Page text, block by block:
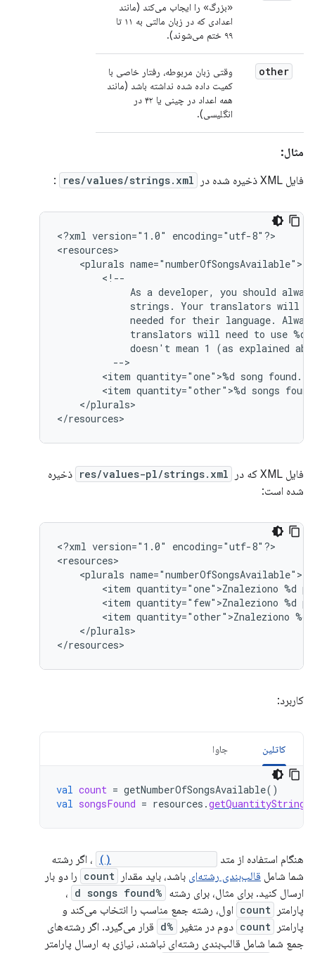
«بزرگ» را ایجاب می‌کند (مانند
اعدادی که در زبان مالتی به ۱۱ تا
۹۹ ختم می‌شوند).
other
وقتی زبان مربوطه، رفتار خاصی با
کمیت داده شده نداشته باشد (مانند
همه اعداد در چینی یا ۴۲ در
انگلیسی).
مثال:
فایل XML ذخیره شده در
res/values/strings.xml
:
<?xml version="1.0"
encoding="utf-8"?>
<plurals
As a developer, you should always
strings.
Your translators will
needed for their language. Always
translators will need to use %d
doesn't mean 1 (as explained
<item quantity="one">%d song
<item quantity="other">%d songs
</plurals>
</resources>
فایل XML که در res/values-pl/strings.xml ذخیره
شده است:
<?xml version="1.0"
encoding="utf-8"?>
<plurals
<item quantity="one">Znaleziono %d
<item quantity="few">Znaleziono %d
<item quantity="other">Znaleziono %d
</plurals>
</resources>
کاربرد:
کاتلین جاوا
val count = getNumberOfSongsAvailable()
val songsFound = resources .getQuantityString
هنگام استفاده از متد
، اگر رشته
شما شامل قالب‌بندی رشته‌ای باشد، باید مقدار count را دو بار
ارسال کنید. برای مثال، برای رشته %d songs found
،
پارامتر
count اول، رشته جمع مناسب را انتخاب می‌کند و
پارامتر
count دوم در متغیر %d
قرار می‌گیرد. اگر رشته‌های
جمع شما شامل قالب‌بندی رشته‌ای نباشند، نیازی به ارسال پارامتر